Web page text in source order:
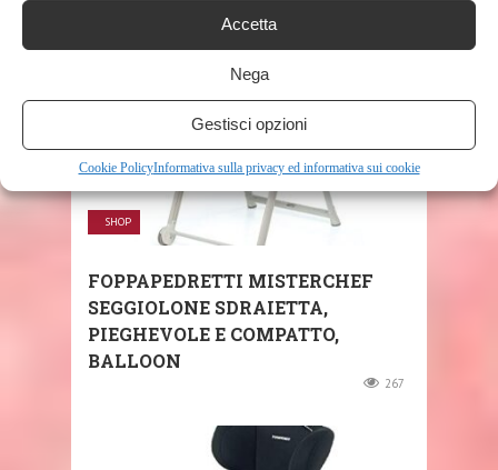
Accetta
Nega
Gestisci opzioni
Cookie PolicyInformativa sulla privacy ed informativa sui cookie
SHOP
FOPPAPEDRETTI MISTERCHEF
SEGGIOLONE SDRAIETTA,
PIEGHEVOLE E COMPATTO,
BALLOON
267